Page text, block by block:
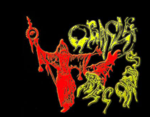
content